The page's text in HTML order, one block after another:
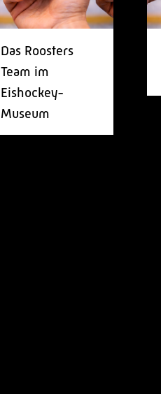
Das Roosters
Team im
Eishockey-
Museum